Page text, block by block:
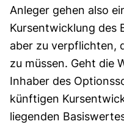
Anleger gehen also
Kurs­entwick­lung des
aber zu verpflichten,
zu müssen. Geht die
Inhaber des
künftigen
liegenden